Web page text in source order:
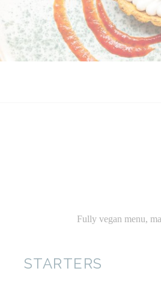
Fully vegan menu,
STARTERS